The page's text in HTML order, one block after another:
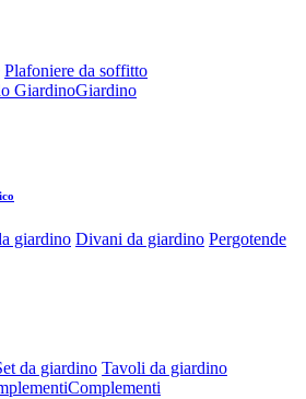
Plafoniere da soffitto
Giardino
giardino Divani da giardino Pergotende
da giardino Tavoli da giardino
Complementi